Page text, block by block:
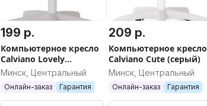
199 р.
Компьютерное кресло
Calviano Lovely
(розовый)
Минск, Центральный
Онлайн-заказ Гарантия
209 р.
Компьютерное кресло
Calviano Cute (серый)
Минск, Центральный
Онлайн-заказ Гарантия